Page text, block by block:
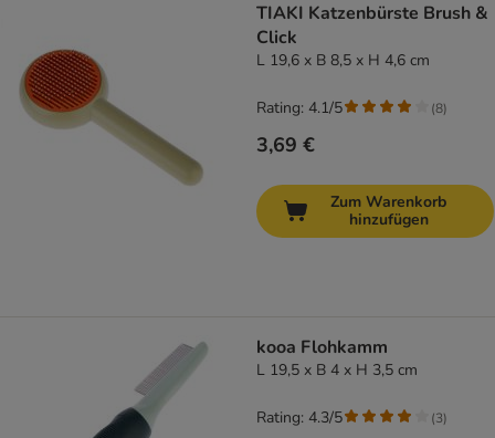
TIAKI Katzenbürste Brush &
Click
L 19,6 x B 8,5 x H 4,6 cm
3,69 €
Rating: 4.1/5 (8)
Zum Warenkorb
hinzufügen
kooa Flohkamm
L 19,5 x B 4 x H 3,5 cm
Rating: 4.3/5 (3)